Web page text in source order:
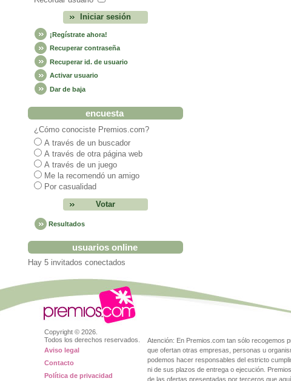
¡Regístrate ahora!
Recuperar contraseña
Recuperar id. de usuario
Activar usuario
Dar de baja
encuesta
¿Cómo conociste Premios.com?
A través de un buscador
A través de otra página web
A través de un juego
Me la recomendó un amigo
Por casualidad
Resultados
usuarios online
Hay 5 invitados conectados
Copyright © 2026.
Todos los derechos reservados.
Aviso legal
Contacto
Política de privacidad
Atención: En Premios.com tan sólo recogemos
que ofertan otras empresas, personas u
podemos hacer responsables del estricto
ni de sus plazos de entrega o ejecución.
de las ofertas presentadas por terceros que